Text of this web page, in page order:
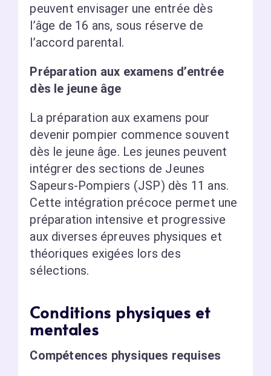
peuvent envisager une entrée dès
l’âge de 16 ans, sous réserve de
l’accord parental.
Préparation aux examens d’entrée
dès le jeune âge
La préparation aux examens pour
devenir pompier commence souvent
dès le jeune âge. Les jeunes peuvent
intégrer des sections de Jeunes
Sapeurs-Pompiers (JSP) dès 11 ans.
Cette intégration précoce permet une
préparation intensive et progressive
aux diverses épreuves physiques et
théoriques exigées lors des
sélections.
Conditions physiques et
mentales
Compétences physiques requises